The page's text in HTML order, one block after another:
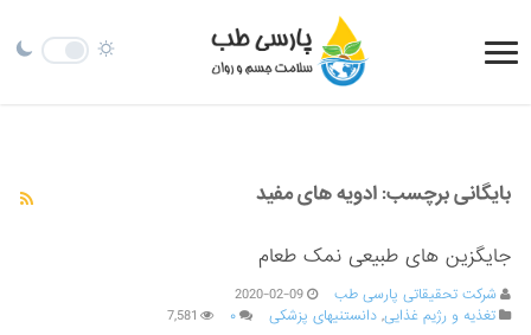
بایگانی برچسب:ادویه های مفید
جایگزین های طبیعی نمک طعام
شرکت تحقیقاتی پارسی طب
2020-02-09
تغذیه و رژیم غذایی,دانستنیهای پزشکی ۰ 7,581